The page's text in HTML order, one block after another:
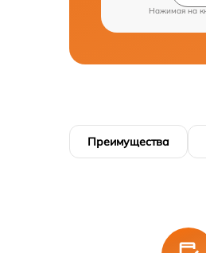
Нажимая на
Преимущества